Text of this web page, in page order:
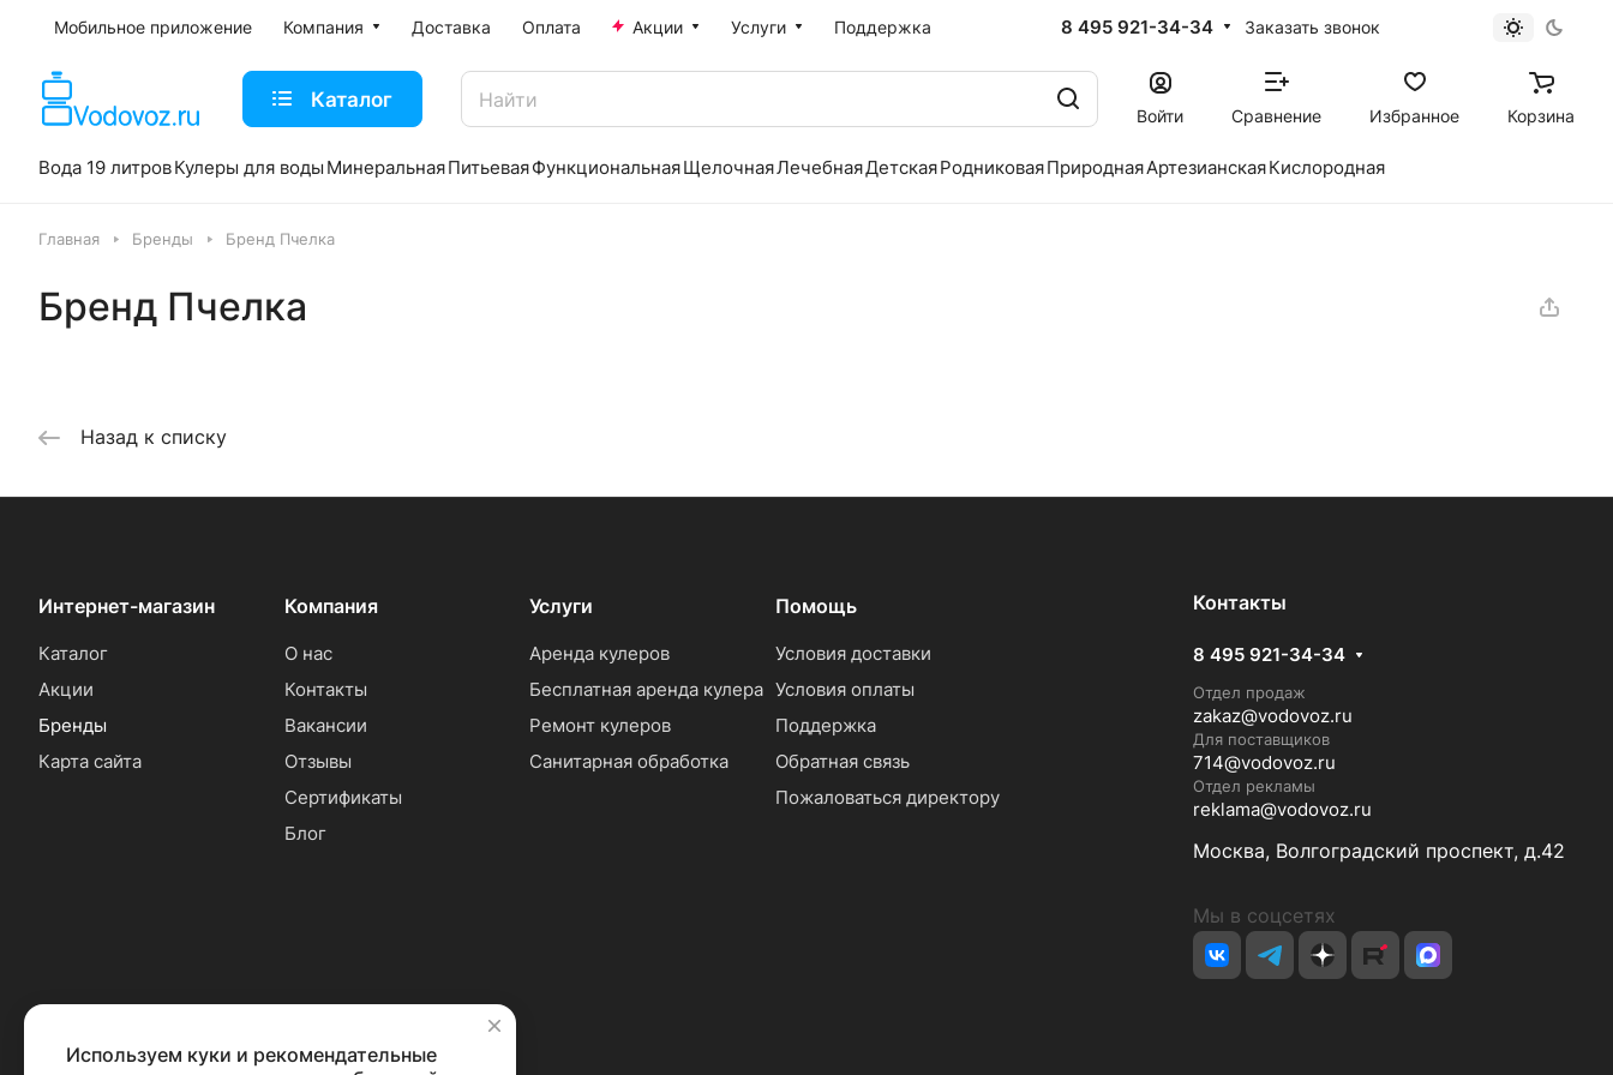
Мобильное приложение Компания Доставка Оплата Акции Услуги Поддержка 8 495 921-34-34 Заказать звонок
Каталог
Войти Сравнение Избранное Корзина
Вода 19 литровКулеры для воды МинеральнаяПитьеваяФункциональнаяЩелочнаяЛечебнаяДетскаяРодниковаяПрироднаяАртезианскаяКислородная
Главная Бренды Бренд Пчелка
Бренд Пчелка
Назад к списку
Интернет-магазин
Каталог
Акции
Бренды
Карта сайта
Компания
О нас
Контакты
Вакансии
Отзывы
Сертификаты
Блог
Услуги
Аренда кулеров
Бесплатная аренда кулера
Ремонт кулеров
Санитарная обработка
Помощь
Условия доставки
Условия оплаты
Поддержка
Обратная связь
Пожаловаться директору
Контакты
8 495 921-34-34
Отдел продаж
zakaz@vodovoz.ru
Для поставщиков
714@vodovoz.ru
Отдел рекламы
reklama@vodovoz.ru
Москва, Волгоградский проспект, д.42
Мы в соцсетях
✕
Используем куки и рекомендательные